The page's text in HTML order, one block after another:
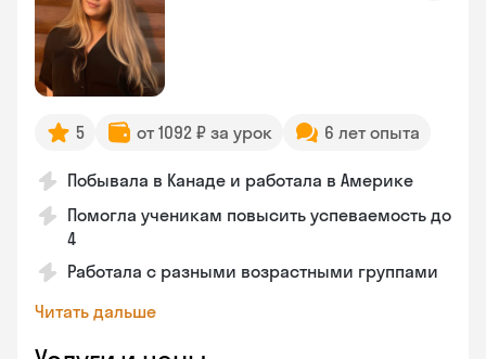
5 от 1092 ₽ за урок 6 лет опыта
Побывала в Канаде и работала в Америке
Помогла ученикам повысить успеваемость до
4
Работала с разными возрастными группами
Читать дальше